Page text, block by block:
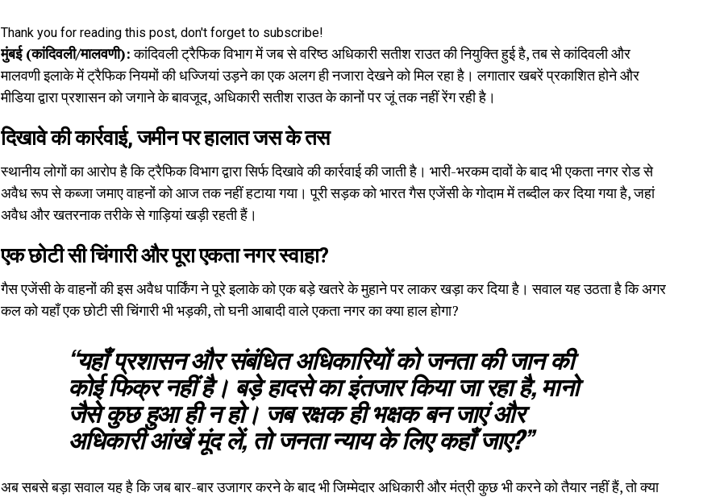
Thank you for reading this post, don't forget to subscribe!
मुंबई (कांदिवली/मालवणी):कांदिवली ट्रैफिक विभाग में जब से वरिष्ठ अधिकारी सतीश राउत की नियुक्ति हुई है, तब से कांदिवली और
मालवणी इलाके में ट्रैफिक नियमों की धज्जियां उड़ने का एक अलग ही नजारा देखने को मिल रहा है। लगातार खबरें प्रकाशित होने और
मीडिया द्वारा प्रशासन को जगाने के बावजूद, अधिकारी सतीश राउत के कानों पर जूं तक नहीं रेंग रही है।
दिखावे की कार्रवाई, जमीन पर हालात जस के तस
स्थानीय लोगों का आरोप है कि ट्रैफिक विभाग द्वारा सिर्फ दिखावे की कार्रवाई की जाती है। भारी-भरकम दावों के बाद भी एकता नगर रोड से
अवैध रूप से कब्जा जमाए वाहनों को आज तक नहीं हटाया गया। पूरी सड़क को भारत गैस एजेंसी के गोदाम में तब्दील कर दिया गया है, जहां
अवैध और खतरनाक तरीके से गाड़ियां खड़ी रहती हैं।
एक छोटी सी चिंगारी और पूरा एकता नगर स्वाहा?
गैस एजेंसी के वाहनों की इस अवैध पार्किंग ने पूरे इलाके को एक बड़े खतरे के मुहाने पर लाकर खड़ा कर दिया है। सवाल यह उठता है कि अगर
कल को यहाँ एक छोटी सी चिंगारी भी भड़की, तो घनी आबादी वाले एकता नगर का क्या हाल होगा?
“यहाँ प्रशासन और संबंधित अधिकारियों को जनता की जान की
कोई फिक्र नहीं है। बड़े हादसे का इंतजार किया जा रहा है, मानो
जैसे कुछ हुआ ही न हो। जब रक्षक ही भक्षक बन जाएं और
अधिकारी आंखें मूंद लें, तो जनता न्याय के लिए कहाँ जाए?”
अब सबसे बड़ा सवाल यह है कि जब बार-बार उजागर करने के बाद भी जिम्मेदार अधिकारी और मंत्री कुछ भी करने को तैयार नहीं हैं, तो क्या